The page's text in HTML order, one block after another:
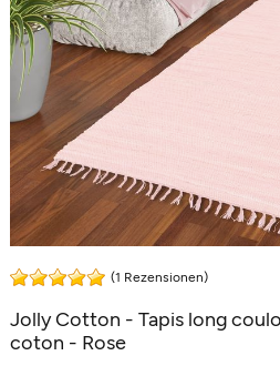
(1 Rezensionen)
Jolly Cotton - Tapis long
coton - Rose